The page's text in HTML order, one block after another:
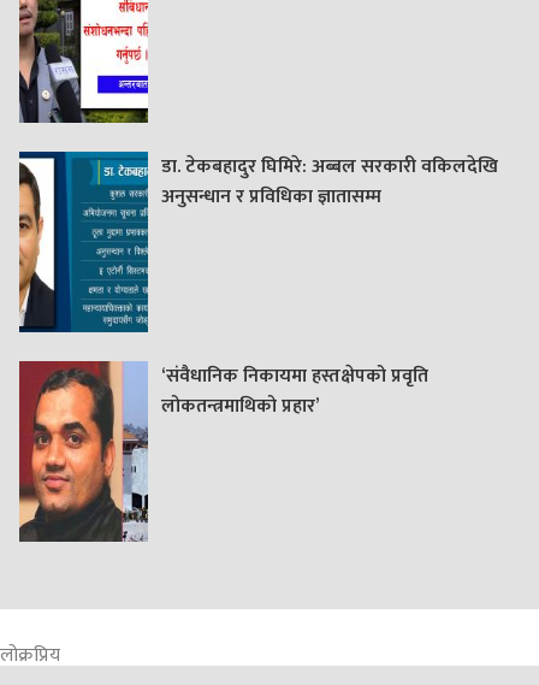
डा. टेकबहादुर घिमिरे: अब्बल सरकारी वकिलदेखि
अनुसन्धान र प्रविधिका ज्ञातासम्म
‘संवैधानिक निकायमा हस्तक्षेपको प्रवृति
लोकतन्त्रमाथिको प्रहार’
लोक्रप्रिय